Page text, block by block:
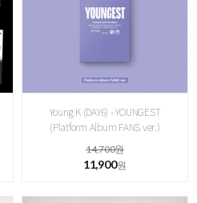
Young K (DAY6) - YOUNGEST
(Platform Album FANS ver.)
14,700원
11,900원